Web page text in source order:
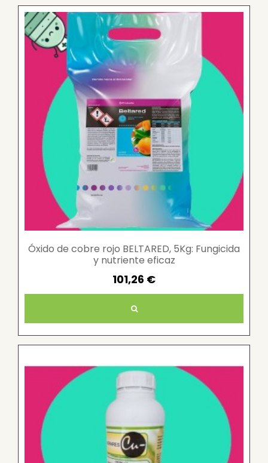
Óxido de cobre rojo BELTARED, 5Kg: Fungicida
y nutriente eficaz
101,26 €